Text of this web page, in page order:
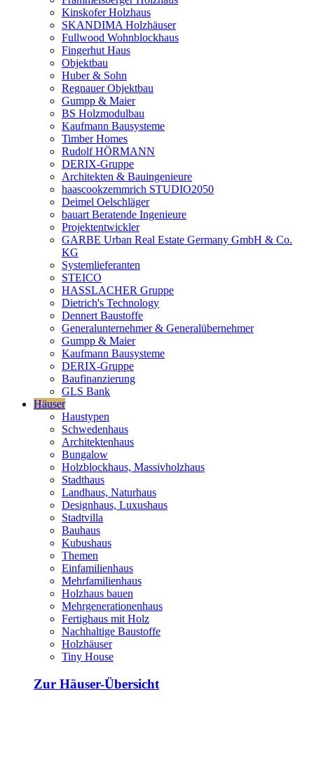
Kinskofer Holzhaus
SKANDIMA Holzhäuser
Fullwood Wohnblockhaus
Fingerhut Haus
Objektbau
Huber & Sohn
Regnauer Objektbau
Gumpp & Maier
BS Holzmodulbau
Kaufmann Bausysteme
Timber Homes
Rudolf HÖRMANN
DERIX-Gruppe
Architekten & Bauingenieure
haascookzemmrich STUDIO2050
Deimel Oelschläger
bauart Beratende Ingenieure
Projektentwickler
GARBE Urban Real Estate Germany GmbH & Co.
KG
Systemlieferanten
STEICO
HASSLACHER Gruppe
Dietrich's Technology
Dennert Baustoffe
Generalunternehmer & Generalübernehmer
Gumpp & Maier
Kaufmann Bausysteme
DERIX-Gruppe
Baufinanzierung
GLS Bank
Häuser
Haustypen
Schwedenhaus
Architektenhaus
Bungalow
Holzblockhaus, Massivholzhaus
Stadthaus
Landhaus, Naturhaus
Designhaus, Luxushaus
Stadtvilla
Bauhaus
Kubushaus
Themen
Einfamilienhaus
Mehrfamilienhaus
Holzhaus bauen
Mehrgenerationenhaus
Fertighaus mit Holz
Nachhaltige Baustoffe
Holzhäuser
Tiny House
Zur Häuser-Übersicht